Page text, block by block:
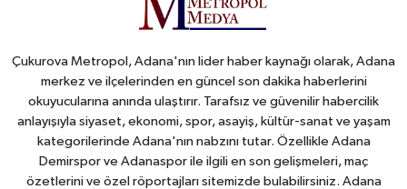
Çukurova Metropol, Adana'nın lider haber kaynağı olarak, Adana
merkez ve ilçelerinden en güncel son dakika haberlerini
okuyucularına anında ulaştırır. Tarafsız ve güvenilir habercilik
anlayışıyla siyaset, ekonomi, spor, asayiş, kültür-sanat ve yaşam
kategorilerinde Adana'nın nabzını tutar. Özellikle Adana
Demirspor ve Adanaspor ile ilgili en son gelişmeleri, maç
özetlerini ve özel röportajları sitemizde bulabilirsiniz. Adana